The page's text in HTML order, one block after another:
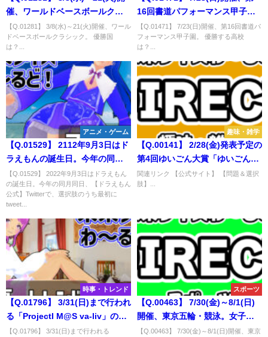
催、ワールドベースボールクラ
シック。 優勝国は？
【Q.01281】 3/8(水)～21(火)開催、ワール
ドベースボールクラシック。 優勝国
は？...
16回書道パフォーマンス甲子
園。 優勝する高校は？
【Q.01471】 7/23(日)開催、第16回書道パ
フォーマンス甲子園。 優勝する高校
は？...
アニメ・ゲーム
【Q.01529】 2112年9月3日はド
ラえもんの誕生日。今年の同月
同日、【ドラえもん公式】
Twitterで、選択肢のうち最初に
tweetされる内容は？
【Q.01529】 2022年9月3日はドラえもん
の誕生日。今年の同月同日、【ドラえもん
公式】Twitterで、選択肢のうち最初に
tweet...
趣味・雑学
【Q.00141】 2/28(金)発表予定の
第4回ゆいごん大賞「ゆいごん川
柳」。 選択肢の中で大賞に入る
単語は？
関連リンク 【公式サイト】 【問題＆選択
肢】...
時事・トレンド
【Q.01796】 3/31(日)まで行われ
る「ProjectI M@S va-liv」のア
イドル候補生の最終審査。 条件
【Q.01796】 3/31(日)まで行われる
スポーツ
【Q.00463】 7/30(金)～8/1(日)
開催、東京五輪・競泳。女子
4×100mメドレーリレー優勝国
【Q.00463】 7/30(金)～8/1(日)開催、東京